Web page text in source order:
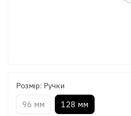
Розмір: Ручки
96 мм 128 мм